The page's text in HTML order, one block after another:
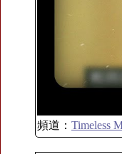
頻道： Timeless